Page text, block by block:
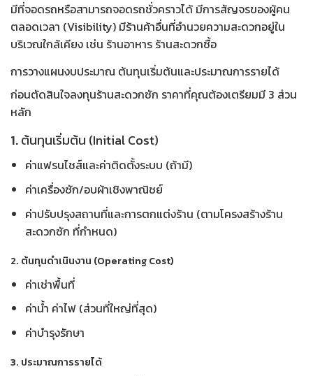
มีที่จอดรถหรือสามารถจอดรถชั่วคราวได้ มีการสัญจรของผู้คน
ตลอดเวลา (Visibility) มีร้านค้าอื่นที่อำนวยความสะดวกอยู่ใน
บริเวณใกล้เคียง เช่น ร้านอาหาร ร้านสะดวกซื้อ
การวางแผนงบประมาณ ต้นทุนเริ่มต้นและประมาณการรายได้
ก่อนตัดสินใจลงทุนร้านสะดวกซัก ราคาที่คุณต้องเตรียมมี 3 ส่วน
หลัก
1.ต้นทุนเริ่มต้น (Initial Cost)
ค่าแฟรนไชส์และค่าติดตั้งระบบ (ถ้ามี)
ค่าเครื่องซัก/อบผ้าเชิงพาณิชย์
ค่าปรับปรุงสถานที่และการตกแต่งร้าน (ตามโครงสร้างร้าน
สะดวกซัก ที่กำหนด)
2. ต้นทุนดำเนินงาน (Operating Cost)
ค่าเช่าพื้นที่
ค่าน้ำ ค่าไฟ (ส่วนที่ใหญ่ที่สุด)
ค่าบำรุงรักษา
3. ประมาณการรายได้